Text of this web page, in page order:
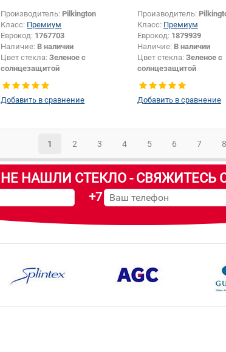
Производитель: Pilkington
Класс: Премиум
Еврокод: 1767703
Наличие: В наличии
Цвет стекла:Зеленое с
солнцезащитой
Добавить в сравнение
Производитель:
Класс: Премиум
Еврокод: 1879939
Наличие: В наличии
Цвет стекла: Зеленое с
солнцезащитой
зеркала + шелкографии:
Добавить в сравнение
1 2 3 4 5 6 7 8
НЕ НАШЛИ СТЕКЛО - СВЯЖИТЕСЬ
+7